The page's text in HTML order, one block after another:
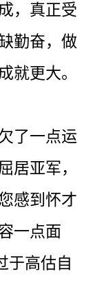
，真正受
勤奋，做
就更大。
了一点运
居亚军，
感到怀才
一点面
于高估自